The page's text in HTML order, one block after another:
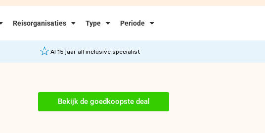
Reisorganisaties Type Periode
Al 15 jaar all inclusive specialist
Bekijk de goedkoopste deal